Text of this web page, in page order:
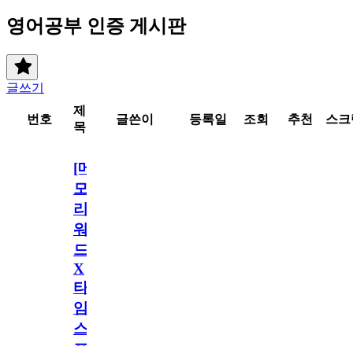
영어공부 인증 게시판
글쓰기
번호
제
목
글쓴이 등록일 조회 추천 스
[메
모
리
워
드
X
타
임
스